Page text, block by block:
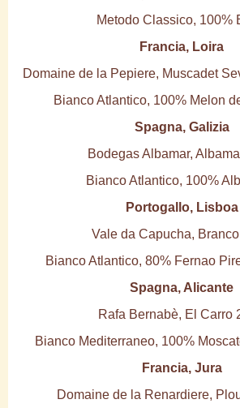
Metodo Classico, 100%
Francia, Loira
Domaine de la Pepiere, Muscadet
Bianco Atlantico, 100% Melon
Spagna, Galizia
Bodegas Albamar,
Bianco Atlantico, 100%
Portogallo, Lisboa
Vale da Capucha,
Bianco Atlantico, 80% Fernao
Spagna, Alicante
Rafa Bernabè, El Carro
Bianco Mediterraneo, 100%
Francia, Jura
Domaine de la Renardiere,